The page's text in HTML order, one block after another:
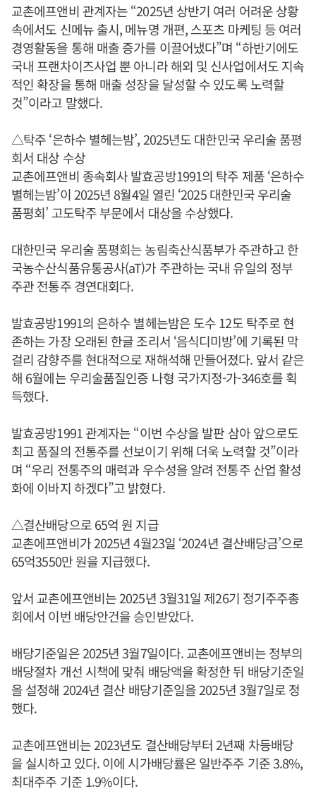
교촌에프앤비 관계자는 “2025년 상반기 여러 어려운 상황
속에서도 신메뉴 출시, 메뉴명 개편, 스포츠 마케팅 등 여러
경영활동을 통해 매출 증가를 이끌어냈다”며 “하반기에도
국내 프랜차이즈사업 뿐 아니라 해외 및 신사업에서도 지속
적인 확장을 통해 매출 성장을 달성할 수 있도록 노력할
것”이라고 말했다.
△탁주 ‘은하수 별헤는밤’, 2025년도 대한민국 우리술 품평
회서 대상 수상
교촌에프앤비 종속회사 발효공방1991의 탁주 제품 ‘은하수
별헤는밤’이 2025년 8월4일 열린 ‘2025 대한민국 우리술
품평회’ 고도탁주 부문에서 대상을 수상했다.
대한민국 우리술 품평회는 농림축산식품부가 주관하고 한
국농수산식품유통공사(aT)가 주관하는 국내 유일의 정부
주관 전통주 경연대회다.
발효공방1991의 은하수 별헤는밤은 도수 12도 탁주로 현
존하는 가장 오래된 한글 조리서 ‘음식디미방’에 기록된 막
걸리 감향주를 현대적으로 재해석해 만들어졌다. 앞서 같은
해 6월에는 우리술품질인증 나형 국가지정-가-346호를 획
득했다.
발효공방1991 관계자는 “이번 수상을 발판 삼아 앞으로도
최고 품질의 전통주를 선보이기 위해 더욱 노력할 것”이라
며 “우리 전통주의 매력과 우수성을 알려 전통주 산업 활성
화에 이바지 하겠다”고 밝혔다.
△결산배당으로 65억 원 지급
교촌에프앤비가 2025년 4월23일 ‘2024년 결산배당금’으로
65억3550만 원을 지급했다.
앞서 교촌에프앤비는 2025년 3월31일 제26기 정기주주총
회에서 이번 배당안건을 승인받았다.
배당기준일은 2025년 3월7일이다. 교촌에프앤비는 정부의
배당절차 개선 시책에 맞춰 배당액을 확정한 뒤 배당기준일
을 설정해 2024년 결산 배당기준일을 2025년 3월7일로 정
했다.
교촌에프앤비는 2023년도 결산배당부터 2년째 차등배당
을 실시하고 있다. 이에 시가배당률은 일반주주 기준 3.8%,
최대주주 기준 1.9%이다.